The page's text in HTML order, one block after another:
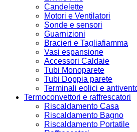
Candelette
Motori e Ventilatori
Sonde e sensori
Guarnizioni
Bracieri e Tagliafiamma
Vasi espansione
Accessori Caldaie
Tubi Monoparete
Tubi Doppia parete
Terminali eolici e
Termoconvettori e raffrescatori
Riscaldamento Casa
Riscaldamento Bagno
Riscaldamento Portatile